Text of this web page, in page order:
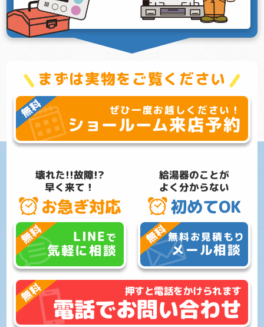
まずは実物をご覧ください
壊れた!!故障!?
早く来て！
お急ぎ対応
LINEで
気軽に相談
給湯器のことが
よく分からない
初めてOK
無料お見積もり
メール相談
ぜひ一度お越しください！
ショールーム来店予約
押すと電話をかけられます
電話でお問い合わせ